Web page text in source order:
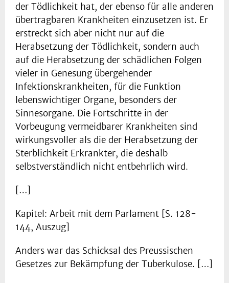
der Tödlichkeit hat, der ebenso für alle anderen
übertragbaren Krankheiten einzusetzen ist. Er
erstreckt sich aber nicht nur auf die
Herabsetzung der Tödlichkeit, sondern auch
auf die Herabsetzung der schädlichen Folgen
vieler in Genesung übergehender
Infektionskrankheiten, für die Funktion
lebenswichtiger Organe, besonders der
Sinnesorgane. Die Fortschritte in der
Vorbeugung vermeidbarer Krankheiten sind
wirkungsvoller als die der Herabsetzung der
Sterblichkeit Erkrankter, die deshalb
selbstverständlich nicht entbehrlich wird.
[…]
Kapitel: Arbeit mit dem Parlament [S. 128-
144, Auszug]
Anders war das Schicksal des Preussischen
Gesetzes zur Bekämpfung der Tuberkulose. […]